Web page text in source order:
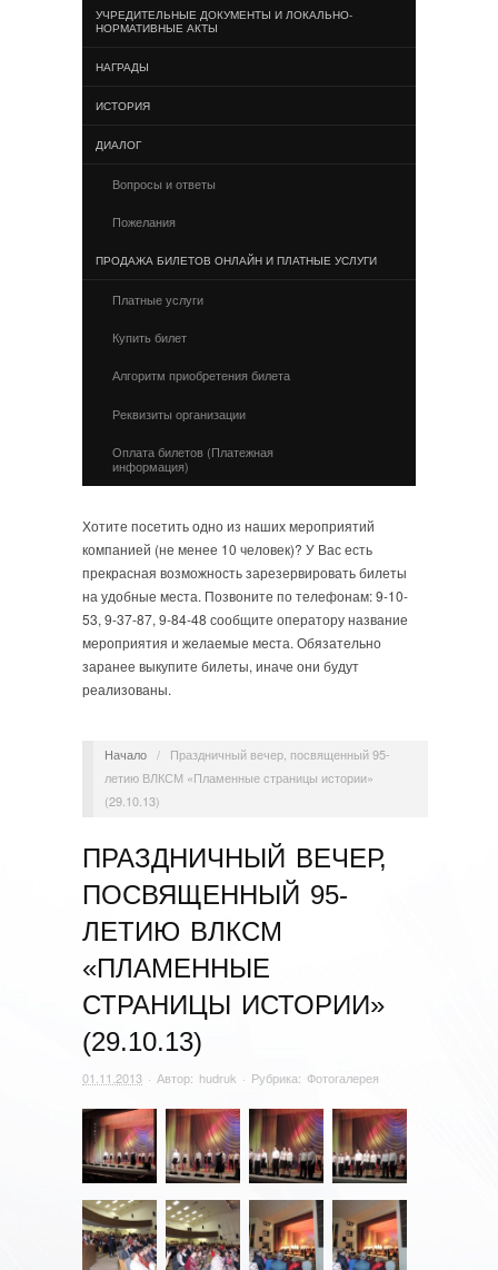
УЧРЕДИТЕЛЬНЫЕ ДОКУМЕНТЫ И ЛОКАЛЬНО-
НОРМАТИВНЫЕ АКТЫ
НАГРАДЫ
ИСТОРИЯ
ДИАЛОГ
Вопросы и ответы
Пожелания
ПРОДАЖА БИЛЕТОВ ОНЛАЙН И ПЛАТНЫЕ УСЛУГИ
Платные услуги
Купить билет
Алгоритм приобретения билета
Реквизиты организации
Оплата билетов (Платежная
информация)
Хотите посетить одно из наших мероприятий
компанией (не менее 10 человек)? У Вас есть
прекрасная возможность зарезервировать билеты
на удобные места. Позвоните по телефонам: 9-10-
53, 9-37-87, 9-84-48 сообщите оператору название
мероприятия и желаемые места. Обязательно
заранее выкупите билеты, иначе они будут
реализованы.
Начало /
Праздничный вечер, посвященный 95-
летию ВЛКСМ «Пламенные страницы истории»
(29.10.13)
ПРАЗДНИЧНЫЙ ВЕЧЕР,
ПОСВЯЩЕННЫЙ 95-
ЛЕТИЮ ВЛКСМ
«ПЛАМЕННЫЕ
СТРАНИЦЫ ИСТОРИИ»
(29.10.13)
01.11.2013 · Автор: hudruk · Рубрика: Фотогалерея